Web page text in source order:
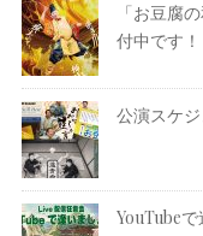
「お豆腐
付中です！
公演スケジ
YouTubeで